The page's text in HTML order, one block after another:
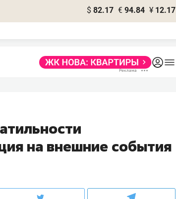
$ 82.17 € 94.84 ¥ 12.17
на внешние события